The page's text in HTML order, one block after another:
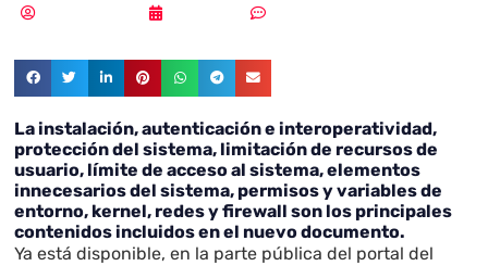
La instalación, autenticación e interoperatividad,
protección del sistema, limitación de recursos de
usuario, límite de acceso al sistema, elementos
innecesarios del sistema, permisos y variables de
entorno, kernel, redes y firewall son los principales
contenidos incluidos en el nuevo documento.
Ya está disponible, en la parte pública del portal del